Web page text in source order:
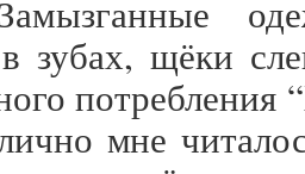
зубах, щёки
потребления
мне